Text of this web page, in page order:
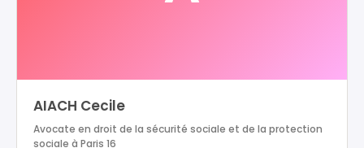
AIACH Cecile
Avocate en droit de la sécurité sociale et de la protection
sociale à Paris 16